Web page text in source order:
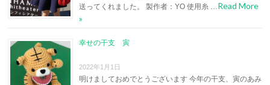
送ってくれました。 製作者：YO 使用糸 …Read More
»
幸せの干支 寅
2022年1月1日
明けましておめでとうございます 今年の干支、寅のあみ